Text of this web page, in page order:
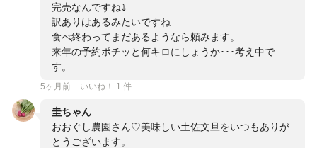
完売なんですね⤵️
訳ありはあるみたいですね
食べ終わってまだあるようなら頼みます。
来年の予約ポチッと何キロにしょうか･･･考え中で
す。
5ヶ月前 いいね！ 1 件
圭ちゃん
おおぐし農園さん♡美味しい土佐文旦をいつもありが
とうございます。